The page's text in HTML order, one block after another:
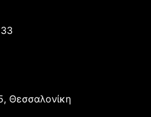
Θεσσαλονίκη